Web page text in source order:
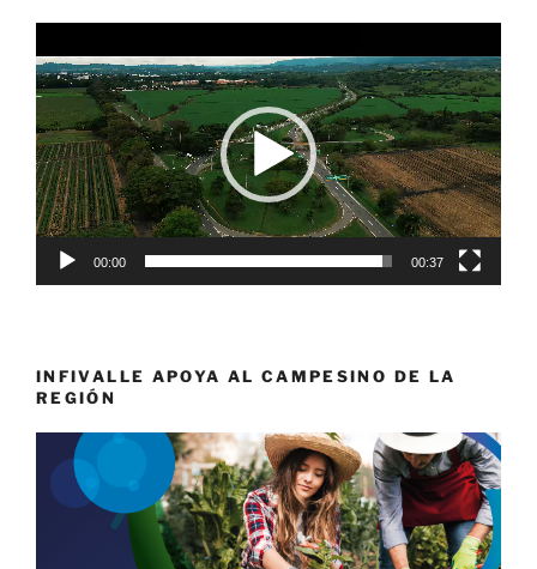
de
vídeo
00:00 00:37
INFIVALLE APOYA AL CAMPESINO DE LA
REGIÓN